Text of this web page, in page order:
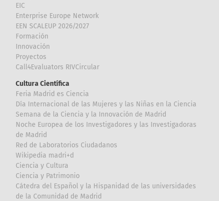
EIC
Enterprise Europe Network
EEN SCALEUP 2026/2027
Formación
Innovación
Proyectos
Call4Evaluators RIVCircular
Cultura Científica
Feria Madrid es Ciencia
Día Internacional de las Mujeres y las Niñas en la Ciencia
Semana de la Ciencia y la Innovación de Madrid
Noche Europea de los Investigadores y las Investigadoras
de Madrid
Red de Laboratorios Ciudadanos
Wikipedia madri+d
Ciencia y Cultura
Ciencia y Patrimonio
Cátedra del Español y la Hispanidad de las universidades
de la Comunidad de Madrid